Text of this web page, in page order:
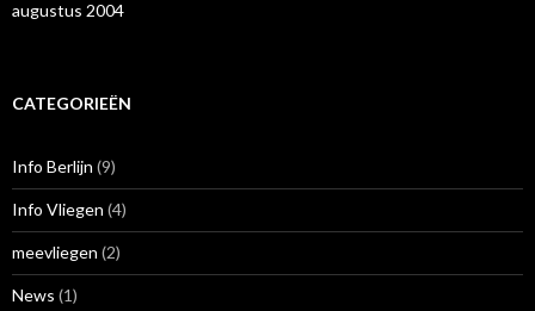
augustus 2004
CATEGORIEËN
Info Berlijn (9)
Info Vliegen (4)
meevliegen (2)
News (1)